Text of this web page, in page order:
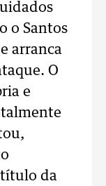
o Santos
arranca
O
e
da